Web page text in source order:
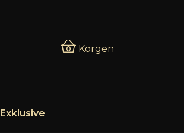
0 Korgen
Exklusive